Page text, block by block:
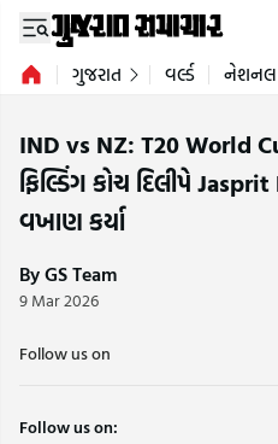
ગુજરાત વર્લ્ડ નેશનલ
IND vs NZ: T20 World
ફિલ્ડિંગ કોચ દિલીપે
વખાણ કર્યા
By GS Team
9 Mar 2026
Follow us on
Follow us on: